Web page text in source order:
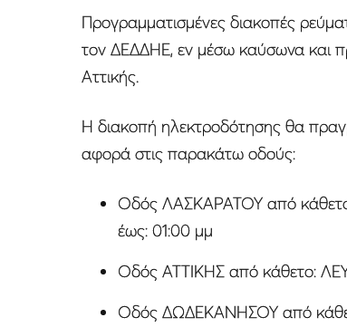
Προγραμματισμένες διακοπές
τον ΔΕΔΔΗΕ, εν μέσω καύσωνα και
Αττικής.
Η διακοπή ηλεκτροδότησης θα
αφορά στις παρακάτω οδούς:
Οδός ΛΑΣΚΑΡΑΤΟΥ από
έως: 01:00 μμ
Οδός ΑΤΤΙΚΗΣ από κάθετο:
Οδός ΔΩΔΕΚΑΝΗΣΟΥ από